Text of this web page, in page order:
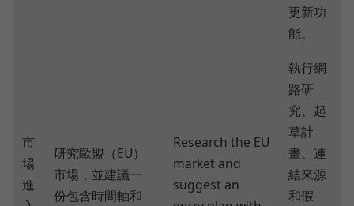
更新功
能。
市
場
進
研究歐盟（EU）
市場，並建議一
份包含時間軸和
Research the EU
market and
suggest an
執行網
路研
究、起
草計
畫、連
結來源
和假